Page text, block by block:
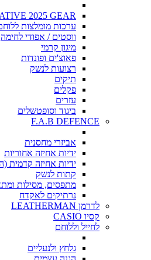
2025 GEAR
ערכות מומלצות
ווסטים / אפודי לחימה
מיגון קרמי
פאוצ'ים ופונדות
רצועות לנשק
תיקים
פקלים
עזרים
ביגוד וסופטשלים
F.A.B DEFENCE
אביזרי מחסנית
ידיות אחיזה אחוריות
ידיות אחיזה קדמית
קתות לנשק
מתפסים, מסילות
נרתיקים לאקדח
לדרמן LEATHERMAN
קסיו CASIO
לחייל וללוחם
גלחץ ולנעליים